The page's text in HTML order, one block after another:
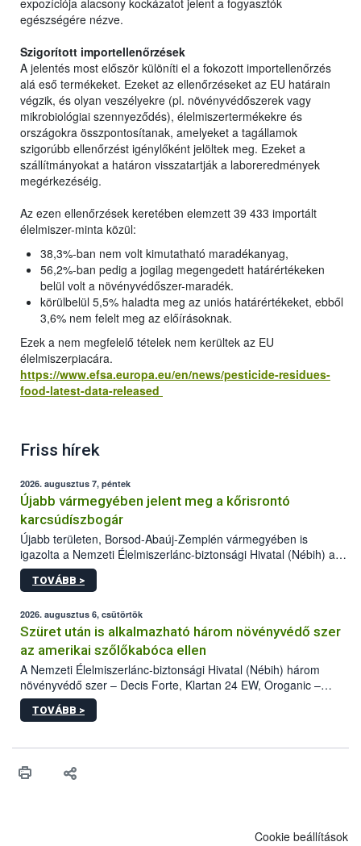
expozíciója alacsony kockázatot jelent a fogyasztók
egészségére nézve.
Szigorított importellenőrzések
A jelentés most először különíti el a fokozott importellenőrzés
alá eső termékeket. Ezeket az ellenőrzéseket az EU határain
végzik, és olyan veszélyekre (pl. növényvédőszerek vagy
mikrobiológiai szennyeződés), élelmiszertermékekre és
országokra összpontosítanak, amelyeket a tagállamok
szigorúbb ellenőrzést igénylőként jelöltek meg. Ezeket a
szállítmányokat a határon visszatartják a laboreredmények
megérkezéséig.
Az ezen ellenőrzések keretében elemzett 39 433 importált
élelmiszer-minta közül:
38,3%-ban nem volt kimutatható maradékanyag,
56,2%-ban pedig a jogilag megengedett határértékeken
belül volt a növényvédőszer-maradék.
körülbelül 5,5% haladta meg az uniós határértékeket, ebből
3,6% nem felelt meg az előírásoknak.
Ezek a nem megfelelő tételek nem kerültek az EU
élelmiszerpiacára.
https://www.efsa.europa.eu/en/news/pesticide-residues-
food-latest-data-released
Friss hírek
2026. augusztus 7, péntek
Újabb vármegyében jelent meg a kőrisrontó
karcsúdíszbogár
Újabb területen, Borsod-Abaúj-Zemplén vármegyében is
igazolta a Nemzeti Élelmiszerlánc-biztonsági Hivatal (Nébih) a
kőrisrontó karcsúdíszbogár (Agrilus planipennis) jelenlétét. A
kártevőt nem csak színcsapdában találták meg, de már fertőzött
az intenzív felderítést, emellett az intézkedéseket a szlovák
hatósággal is összehangolják a terjedés megállítása érdekében.
TOVÁBB >
2026. augusztus 6, csütörtök
Szüret után is alkalmazható három növényvédő szer
az amerikai szőlőkabóca ellen
A Nemzeti Élelmiszerlánc-biztonsági Hivatal (Nébih) három
növényvédő szer – Decis Forte, Klartan 24 EW, Oroganic –
engedélyokiratát módosította, így azok a szüretet követően,
egészen a vesszőérettség (BBCH 91) stádiumáig
érésű szőlőkben is legyen lehetőség a károsító elleni további
felhasználók számára is elérhető és ökológiai termesztésben is
TOVÁBB >
Cookie beállítások